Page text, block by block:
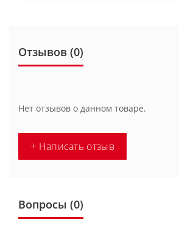
Отзывов (0)
Нет отзывов о данном товаре.
+ Написать отзыв
Вопросы (0)